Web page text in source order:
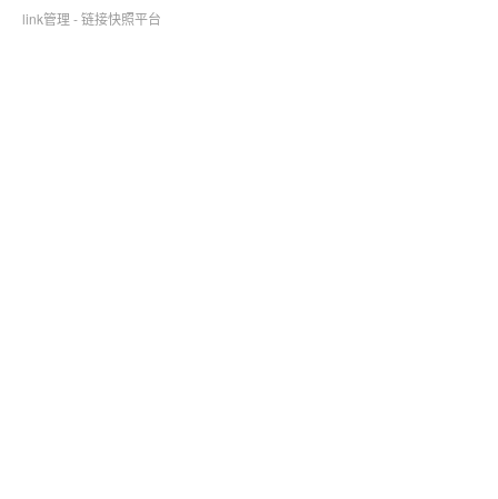
link管理 - 链接快照平台